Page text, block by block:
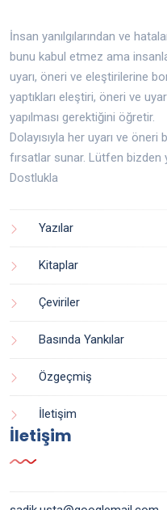
İnsan yanılgılarından ve
bunu kabul etmez ama
uyarı, öneri ve eleştirilerine
yaptıkları eleştiri, öneri ve
yapılması gerektiğini öğretir.
Dolayısıyla her uyarı ve
fırsatlar sunar. Lütfen bizden
Dostlukla
Yazılar
Kitaplar
Çeviriler
Basında Yankılar
Özgeçmiş
İletişim
İletişim